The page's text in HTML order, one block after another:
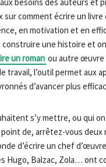
sur comment écrire un
en motivation et en
construire une histoire et
un roman ou autre œuvre
travail, l’outil permet aux
d’avancer plus
s’y mettre, ou qui
de, arrêtez-vous deux
d’écrire un chef
Hugo, Balzac, Zola… ont